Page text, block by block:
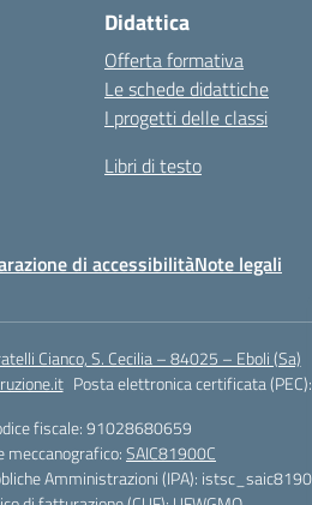
Didattica
Offerta formativa
Le schede didattiche
I progetti delle classi
Libri di testo
di accessibilitàNote legali
Cianco, S. Cecilia – 84025 – Eboli (Sa)
Posta elettronica certificata (PEC):
fiscale: 91028680659
meccanografico:SAIC81900C
Amministrazioni (IPA):